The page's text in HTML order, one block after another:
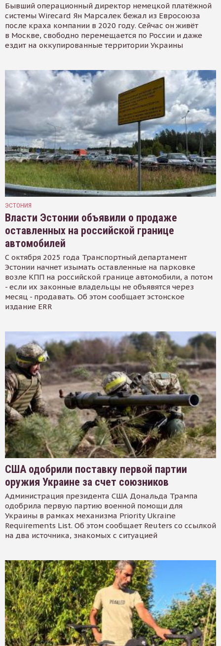
Бывший операционный директор немецкой платёжной
системы Wirecard Ян Марсалек бежал из Евросоюза
после краха компании в 2020 году. Сейчас он живёт
в Москве, свободно перемещается по России и даже
ездит на оккупированные территории Украины
ЭСТОНИЯ
Власти Эстонии объявили о продаже
оставленных на российской границе
автомобилей
С октября 2025 года Транспортный департамент
Эстонии начнет изымать оставленные на парковке
возле КПП на российской границе автомобили, а потом
- если их законные владельцы не объявятся через
месяц - продавать. Об этом сообщает эстонское
издание ERR
США одобрили поставку первой партии
оружия Украине за счет союзников
Администрация президента США Дональда Трампа
одобрила первую партию военной помощи для
Украины в рамках механизма Priority Ukraine
Requirements List. Об этом сообщает Reuters со ссылкой
на два источника, знакомых с ситуацией